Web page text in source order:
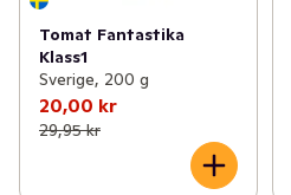
Tomat Fantastika
Klass1
Sverige, 200 g
20,00 kr
29,95 kr